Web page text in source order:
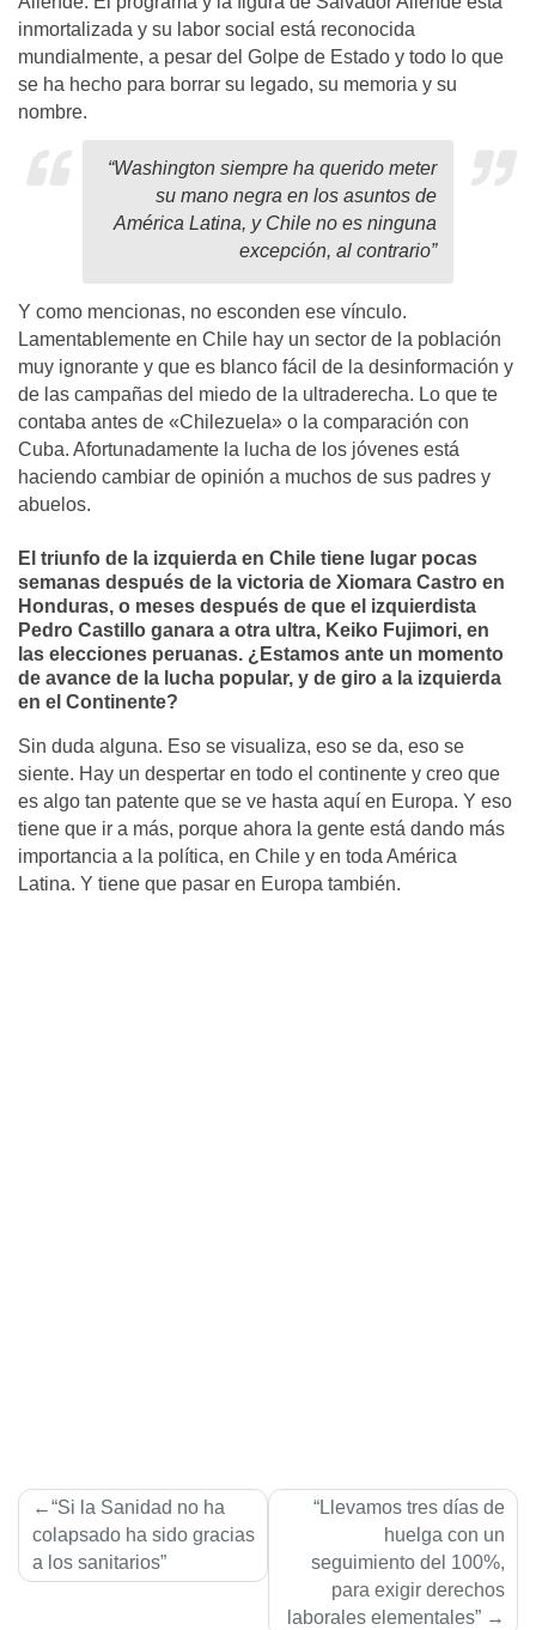
inmortalizada y su labor social está reconocida
mundialmente, a pesar del Golpe de Estado y todo lo que
se ha hecho para borrar su legado, su memoria y su
nombre.
“Washington siempre ha querido meter
su mano negra en los asuntos de
América Latina, y Chile no es ninguna
excepción, al contrario”
Y como mencionas, no esconden ese vínculo.
Lamentablemente en Chile hay un sector de la población
muy ignorante y que es blanco fácil de la desinformación y
de las campañas del miedo de la ultraderecha. Lo que te
contaba antes de «Chilezuela» o la comparación con
Cuba. Afortunadamente la lucha de los jóvenes está
haciendo cambiar de opinión a muchos de sus padres y
abuelos.
El triunfo de la izquierda en Chile tiene lugar pocas
semanas después de la victoria de Xiomara Castro en
Honduras, o meses después de que el izquierdista
Pedro Castillo ganara a otra ultra, Keiko Fujimori, en
las elecciones peruanas. ¿Estamos ante un momento
de avance de la lucha popular, y de giro a la izquierda
en el Continente?
Sin duda alguna. Eso se visualiza, eso se da, eso se
siente. Hay un despertar en todo el continente y creo que
es algo tan patente que se ve hasta aquí en Europa. Y eso
tiene que ir a más, porque ahora la gente está dando más
importancia a la política, en Chile y en toda América
Latina. Y tiene que pasar en Europa también.
Navegación
de
entradas
“Si la Sanidad no ha
colapsado ha sido gracias
a los sanitarios”
“Llevamos tres días de
huelga con un
seguimiento del 100%,
para exigir derechos
laborales elementales”